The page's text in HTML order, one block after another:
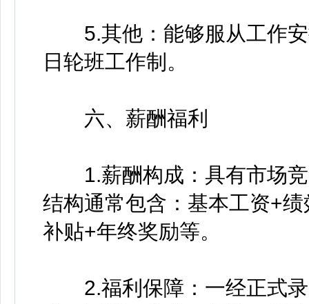
5.其他：能够服从工作安
日轮班工作制。
六、薪酬福利
1.薪酬构成：具有市场竞
结构通常包含：基本工资+
补贴+年终奖励等。
2.福利保障：一经正式录